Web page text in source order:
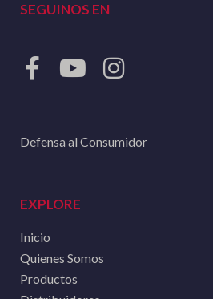
SEGUINOS EN
Defensa al Consumidor
EXPLORE
Inicio
Quienes Somos
Productos